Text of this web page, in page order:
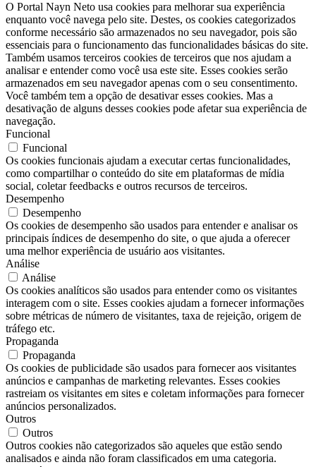
O Portal Nayn Neto usa cookies para melhorar sua experiência
enquanto você navega pelo site. Destes, os cookies categorizados
conforme necessário são armazenados no seu navegador, pois são
essenciais para o funcionamento das funcionalidades básicas do site.
Também usamos terceiros cookies de terceiros que nos ajudam a
analisar e entender como você usa este site. Esses cookies serão
armazenados em seu navegador apenas com o seu consentimento.
Você também tem a opção de desativar esses cookies. Mas a
desativação de alguns desses cookies pode afetar sua experiência de
navegação.
Funcional
Funcional
Os cookies funcionais ajudam a executar certas funcionalidades,
como compartilhar o conteúdo do site em plataformas de mídia
social, coletar feedbacks e outros recursos de terceiros.
Desempenho
Desempenho
Os cookies de desempenho são usados ​​para entender e analisar os
principais índices de desempenho do site, o que ajuda a oferecer
uma melhor experiência de usuário aos visitantes.
Análise
Análise
Os cookies analíticos são usados ​​para entender como os visitantes
interagem com o site. Esses cookies ajudam a fornecer informações
sobre métricas de número de visitantes, taxa de rejeição, origem de
tráfego etc.
Propaganda
Propaganda
Os cookies de publicidade são usados ​​para fornecer aos visitantes
anúncios e campanhas de marketing relevantes. Esses cookies
rastreiam os visitantes em sites e coletam informações para fornecer
anúncios personalizados.
Outros
Outros
Outros cookies não categorizados são aqueles que estão sendo
analisados ​​e ainda não foram classificados em uma categoria.